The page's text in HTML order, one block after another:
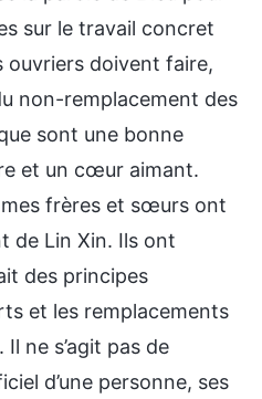
sur le travail concret
ouvriers doivent faire,
non-remplacement des
sont une bonne
et un cœur aimant.
frères et sœurs ont
de Lin Xin. Ils ont
des principes
et les remplacements
ne s’agit pas de
d’une personne, ses